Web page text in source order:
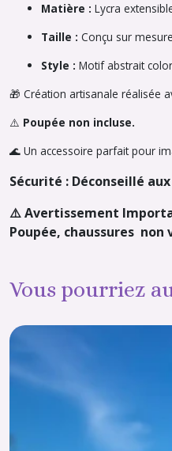
Matière : Lycra
Taille : Conçu sur
Style : Motif abstrait
🎁 Création artisanale réalisée
⚠️ Poupée non incluse.
🌊 Un accessoire parfait pour
Sécurité : Déconseillé
⚠️ Avertissement
Poupée, chaussures non
Vous pourriez